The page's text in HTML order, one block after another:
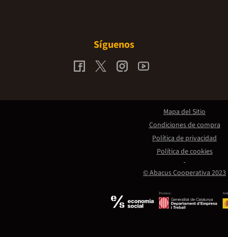
Síguenos
Promou:
© Abacus Cooperativa 2023
Mapa del Sitio
Condiciones de compra
Política de privacidad
Política de cookies